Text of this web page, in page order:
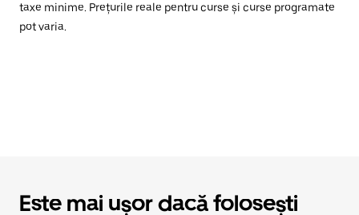
taxe minime. Prețurile reale pentru curse și curse programate
pot varia.
Este mai ușor dacă folosești